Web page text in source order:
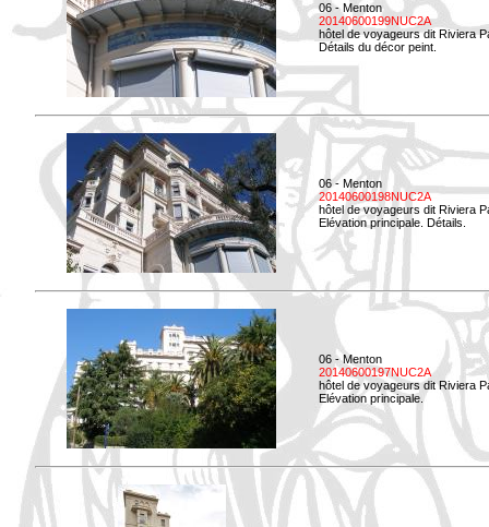
06 - Menton
20140600199NUC2A
hôtel de voyageurs dit Riviera
Détails du décor peint.
06 - Menton
20140600198NUC2A
hôtel de voyageurs dit Riviera
Elévation principale. Détails.
06 - Menton
20140600197NUC2A
hôtel de voyageurs dit Riviera
Elévation principale.